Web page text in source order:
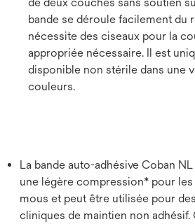
bande se déroule facilement du
nécessite des ciseaux pour la
appropriée nécessaire. Il est
disponible non stérile dans une
couleurs.
La bande auto-adhésive Coban
une légère compression* pour
mous et peut être utilisée pour
cliniques de maintien non adhésif.